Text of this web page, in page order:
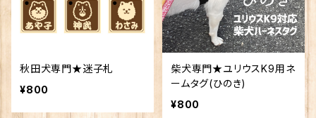
秋田犬専門★迷子札
¥800
柴犬専門★ユリウスK9用ネ
ームタグ(ひのき)
¥800